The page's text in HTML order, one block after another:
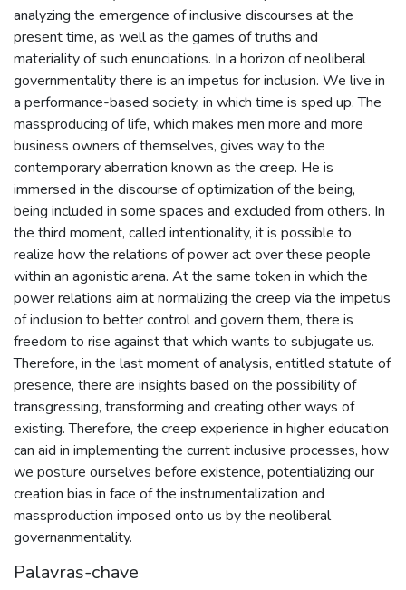
analyzing the emergence of inclusive discourses at the
present time, as well as the games of truths and
materiality of such enunciations. In a horizon of neoliberal
governmentality there is an impetus for inclusion. We live in
a performance-based society, in which time is sped up. The
massproducing of life, which makes men more and more
business owners of themselves, gives way to the
contemporary aberration known as the creep. He is
immersed in the discourse of optimization of the being,
being included in some spaces and excluded from others. In
the third moment, called intentionality, it is possible to
realize how the relations of power act over these people
within an agonistic arena. At the same token in which the
power relations aim at normalizing the creep via the impetus
of inclusion to better control and govern them, there is
freedom to rise against that which wants to subjugate us.
Therefore, in the last moment of analysis, entitled statute of
presence, there are insights based on the possibility of
transgressing, transforming and creating other ways of
existing. Therefore, the creep experience in higher education
can aid in implementing the current inclusive processes, how
we posture ourselves before existence, potentializing our
creation bias in face of the instrumentalization and
massproduction imposed onto us by the neoliberal
governanmentality.
Palavras-chave